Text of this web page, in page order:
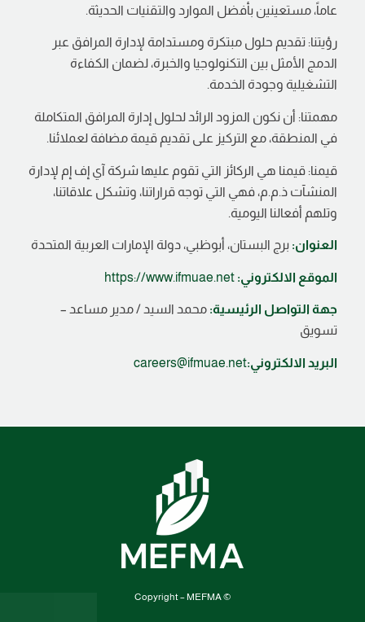
عاماً، مستعينين بأفضل الموارد والتقنيات الحديثة.
رؤيتنا: تقديم حلول مبتكرة ومستدامة لإدارة المرافق عبر
الدمج الأمثل بين التكنولوجيا والخبرة، لضمان الكفاءة
التشغيلية وجودة الخدمة.
مهمتنا: أن نكون المزود الرائد لحلول إدارة المرافق المتكاملة
في المنطقة، مع التركيز على تقديم قيمة مضافة لعملائنا.
قيمنا: قيمنا هي الركائز التي تقوم عليها شركة آي إف إم لإدارة
المنشآت ذ.م.م، فهي التي توجه قراراتنا، وتشكل علاقاتنا،
وتلهم أفعالنا اليومية.
العنوان: برج البستان، أبوظبي، دولة الإمارات العربية المتحدة
الموقع الالكتروني: https://www.ifmuae.net
جهة التواصل الرئيسية: محمد السيد / مدير مساعد –
تسويق
البريد الالكتروني:careers@ifmuae.net
© Copyright – MEFMA